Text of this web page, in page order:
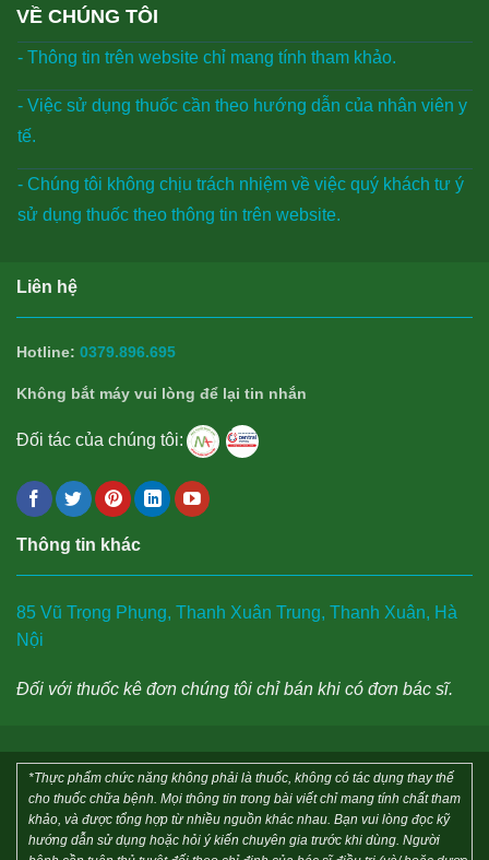
VỀ CHÚNG TÔI
- Thông tin trên website chỉ mang tính tham khảo.
- Việc sử dụng thuốc cần theo hướng dẫn của nhân viên y
tế.
- Chúng tôi không chịu trách nhiệm về việc quý khách tư ý
sử dụng thuốc theo thông tin trên website.
Liên hệ
Hotline: 0379.896.695
Không bắt máy vui lòng để lại tin nhắn
Đối tác của chúng tôi:
Thông tin khác
85 Vũ Trọng Phụng, Thanh Xuân Trung, Thanh Xuân, Hà
Nội
Đối với thuốc kê đơn chúng tôi chỉ bán khi có đơn bác sĩ.
*Thực phẩm chức năng không phải là thuốc, không có tác dụng thay thế
cho thuốc chữa bệnh. Mọi thông tin trong bài viết chỉ mang tính chất tham
khảo, và được tổng hợp từ nhiều nguồn khác nhau. Bạn vui lòng đọc kỹ
hướng dẫn sử dụng hoặc hỏi ý kiến chuyên gia trước khi dùng. Người